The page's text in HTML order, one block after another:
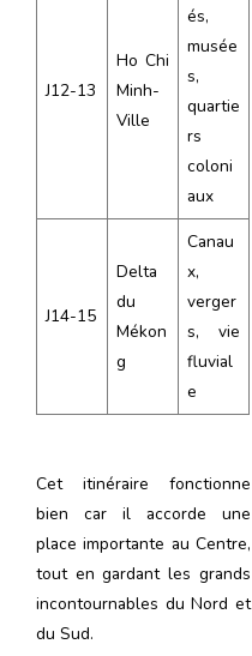
J12-13
Ho Chi
Minh-
Ville
és,
musée
s,
quartie
rs
coloni
aux
J14-15
Delta
du
Mékon
g
Canau
x,
verger
s, vie
fluvial
e
Cet itinéraire fonctionne
bien car il accorde une
place importante au Centre,
tout en gardant les grands
incontournables du Nord et
du Sud.